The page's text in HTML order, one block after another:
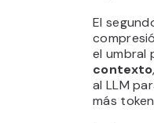
El
el umbral
contexto
al LLM
más